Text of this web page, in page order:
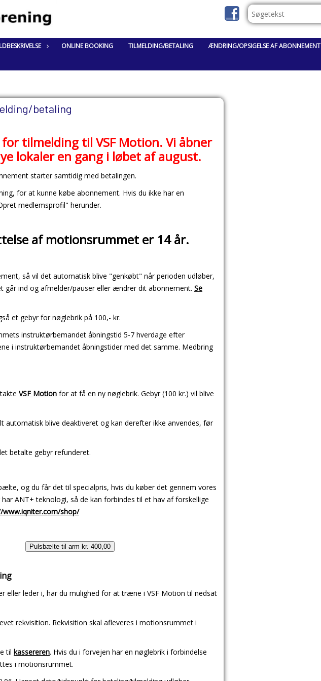
ONLINE BOOKING TILMELDING/BETALING ÆNDRING/OPSIGELSE AF ABONNEMENT
betaling
tilmelding til VSF Motion. Vi åbner
lokaler en gang i løbet af august.
starter samtidig med betalingen.
for at kunne købe abonnement. Hvis du ikke har en
medlemsprofil" herunder.
af motionsrummet er 14 år.
så vil det automatisk blive "genkøbt" når perioden udløber,
ind og afmelder/pauser eller ændrer dit abonnement. Se
et gebyr for nøglebrik på 100,- kr.
instruktørbemandet åbningstid 5-7 hverdage efter
i instruktørbemandet åbningstider med det samme. Medbring
VSF Motion for at få en ny nøglebrik. Gebyr (100 kr.) vil blive
automatisk blive deaktiveret og kan derefter ikke anvendes, før
betalte gebyr refunderet.
og du får det til specialpris, hvis du køber det gennem vores
ANT+ teknologi, så de kan forbindes til et hav af forskellige
www.iqniter.com/shop/
Pulsbælte til arm kr. 400,00
eller leder i, har du mulighed for at træne i VSF Motion til nedsat
rekvisition. Rekvisition skal afleveres i motionsrummet i
til kassereren. Hvis du i forvejen har en nøglebrik i forbindelse
i motionsrummet.